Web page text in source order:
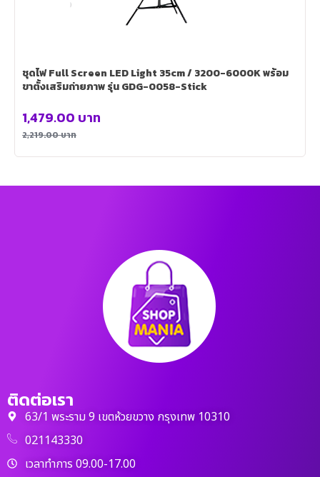
ชุดไฟ Full Screen LED Light 35cm / 3200-6000K พร้อม
ขาตั้งเสริมถ่ายภาพ รุ่น GDG-0058-Stick
2,219.00บาท
1,479.00 บาท
ติดต่อเรา
63/1 พระราม 9 เขตห้วยขวาง กรุงเทพ 10310
021143330
เวลาทำการ 09.00-17.00